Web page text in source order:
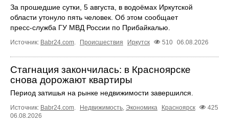
За прошедшие сутки, 5 августа, в водоёмах Иркутской
области утонуло пять человек. Об этом сообщает
пресс‑служба ГУ МВД России по Прибайкалью.
Источник: Babr24.com Происшествия Иркутск 510 06.08.2026
Стагнация закончилась: в Красноярске
снова дорожают квартиры
Период затишья на рынке недвижимости завершился.
Источник: Babr24.com. Недвижимость, Экономика Красноярск
425
06.08.2026